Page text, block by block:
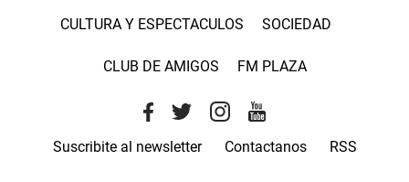
CULTURA Y ESPECTACULOS SOCIEDAD
CLUB DE AMIGOS FM PLAZA
Suscribite al newsletter Contactanos RSS